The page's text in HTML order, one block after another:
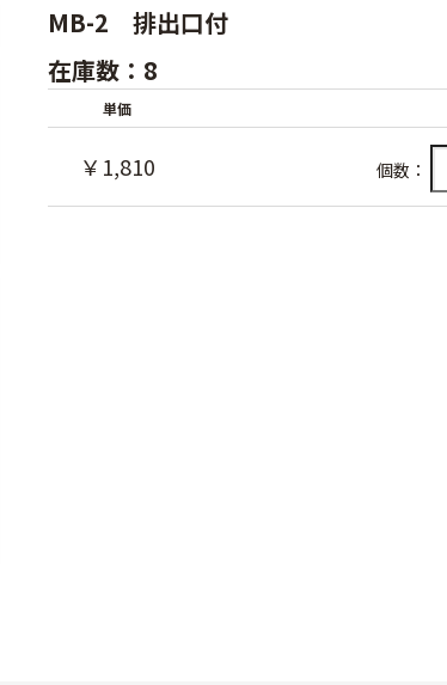
MB-2 排出口付
在庫数：8
単価
￥1,810 個数：